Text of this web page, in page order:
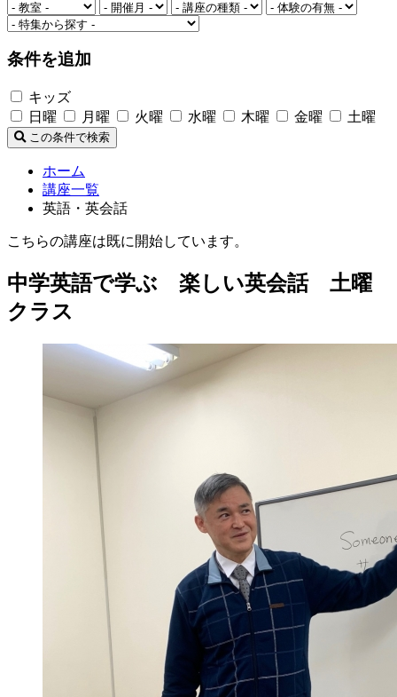
条件を追加
キッズ
日曜
月曜 火曜 水曜 木曜 金曜 土曜
この条件で検索
ホーム
講座一覧
英語・英会話
こちらの講座は既に開始しています。
中学英語で学ぶ 楽しい英会話 土曜
クラス